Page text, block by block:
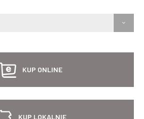
KUP ONLINE
KUP LOKALNIE